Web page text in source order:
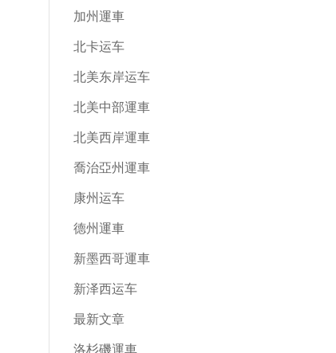
加州運車
北卡运车
北美东岸运车
北美中部運車
北美西岸運車
喬治亞州運車
康州运车
德州運車
新墨西哥運車
新泽西运车
最新文章
洛杉磯運車